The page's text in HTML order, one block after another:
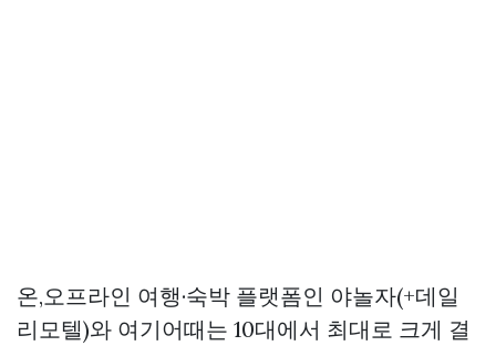
온,오프라인 여행·숙박 플랫폼인 야놀자(+데일
리모텔)와 여기어때는 10대에서 최대로 크게 결